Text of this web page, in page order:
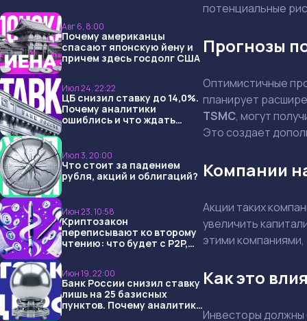
Авг 6, 8:00
Почему американцы
спасают японскую йену и
причем здесь госдолг США
Июл 24, 22:22
ЦБ снизил ставку до 14,0%.
Почему аналитики
ошиблись и что ждать
Июл 3, 20:00
Что стоит за падением
рубля, акций и облигаций?
Июн 23, 10:58
Криптозакон
переписывают ко второму
чтению: что будет с P2P,
Июн 19, 22:00
Банк России снизил ставку
лишь на 25 базисных
пунктов. Почему аналитики
потенциальные
Прогнозы
Оптимистичные
планирует
TSMC, могут
Это создает
Компании
Акции таких
увеличить
этими компаниями,
Как это
Инвесторы должны